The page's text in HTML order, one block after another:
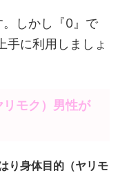
しかし『0』で
手に利用しましょ
モク）男性が
り身体目的（ヤリモ